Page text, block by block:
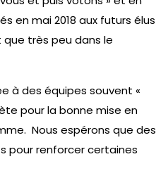
en mai 2018 aux futurs élus
très peu dans le
à des équipes souvent «
pour la bonne mise en
Nous espérons que des
pour renforcer certaines